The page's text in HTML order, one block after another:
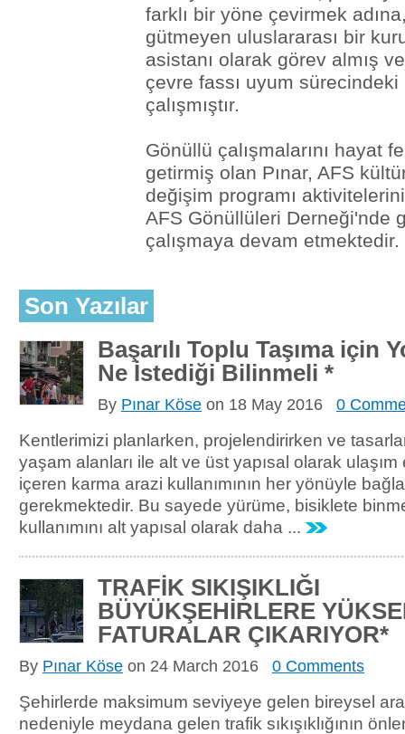
farklı bir yöne çevirmek
gütmeyen uluslararası bir
asistanı olarak görev almış
çevre fassı uyum
çalışmıştır.
Gönüllü çalışmalarını hayat
getirmiş olan Pınar, AFS
değişim programı
AFS Gönüllüleri Derneği'nde
çalışmaya devam etmektedir.
Son Yazılar
Başarılı Toplu Taşıma için
Ne İstediği Bilinmeli *
By Pınar Köse on 18 May 2016 0
Kentlerimizi planlarken, projelendirirken ve
yaşam alanları ile alt ve üst yapısal olarak ulaşım
içeren karma arazi kullanımının her yönüyle
gerekmektedir. Bu sayede yürüme, bisiklete
kullanımını alt yapısal olarak daha ...
TRAFİK SIKIŞIKLIĞI
BÜYÜKŞEHİRLERE
FATURALAR ÇIKARIYOR*
By Pınar Köse on 24 March 2016 0 Comments
Şehirlerde maksimum seviyeye gelen bireysel
nedeniyle meydana gelen trafik sıkışıklığının